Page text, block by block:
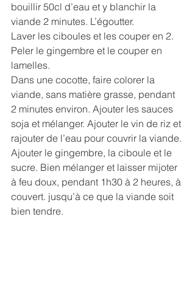
bouillir 50cl d’eau et y blanchir la
viande 2 minutes. L’égoutter.
Laver les ciboules et les couper en 2.
Peler le gingembre et le couper en
lamelles.
Dans une cocotte, faire colorer la
viande, sans matière grasse, pendant
2 minutes environ. Ajouter les sauces
soja et mélanger. Ajouter le vin de riz et
rajouter de l’eau pour couvrir la viande.
Ajouter le gingembre, la ciboule et le
sucre. Bien mélanger et laisser mijoter
à feu doux, pendant 1h30 à 2 heures, à
couvert. jusqu’à ce que la viande soit
bien tendre.